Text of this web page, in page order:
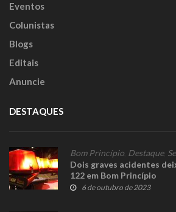
Eventos
Colunistas
Blogs
Editais
Anuncie
DESTAQUES
Bom Princípio Destaque,
Dois graves acidentes
122 em Bom Princípio
6 de outubro de 2023